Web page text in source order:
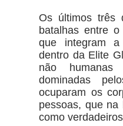
Os últimos três
batalhas entre
que integram
dentro da Elite
não humanas
dominadas
ocuparam os
pessoas, que na
como verdadeiros